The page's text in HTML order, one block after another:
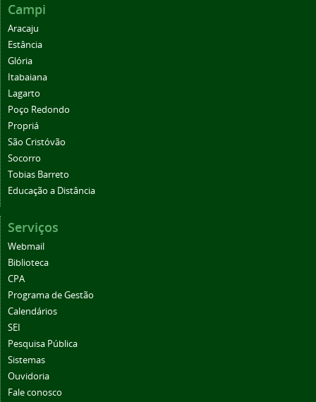
Campi
Aracaju
Estância
Glória
Itabaiana
Lagarto
Poço Redondo
Propriá
São Cristóvão
Socorro
Tobias Barreto
Educação a Distância
Serviços
Webmail
Biblioteca
CPA
Programa de Gestão
Calendários
SEI
Pesquisa Pública
Sistemas
Ouvidoria
Fale conosco